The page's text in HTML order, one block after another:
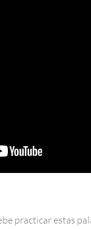
practicar estas